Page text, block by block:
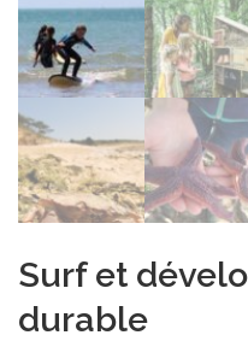
Surf et
durable